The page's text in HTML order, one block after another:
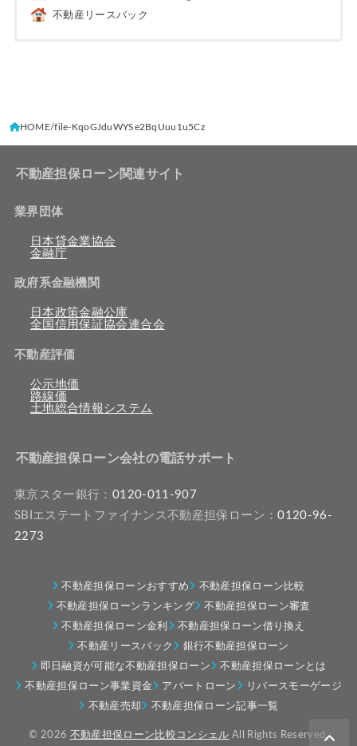
不動産リースバック
HOME file-KqoGJduWYSe2BqUuu1u5Cz
不動産担保ローン関連サイト
業界団体
日本貸金業協会
金融庁
政府系金融機関
日本政策金融公庫
全国信用保証協会連合会
不動産評価
公示地価
路線価
土地総合情報システム
不動産担保ローン会社の電話サポート
東京スター銀行： 0120-011-907
SBIエステートファイナンス不動産担保ローン：0120-96-
2273
不動産担保ローンおすすめ
不動産担保ローン比較
不動産担保ローンランキング
不動産担保ローン審査
不動産担保ローン金利
不動産担保ローン借り換え
不動産リースバック
銀行不動産担保ローン
即日融資が可能な不動産担保ローン
不動産担保ローンとは
不動産担保ローン事業資金
アパートローン
リバースモーゲージ
不動産売却
不動産担保ローン記事一覧
© 2026 不動産担保ローン比較コンシェル All Rights Reserved.